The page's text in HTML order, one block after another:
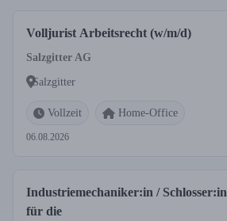
Volljurist Arbeitsrecht (w/m/d)
Salzgitter AG
Salzgitter
Vollzeit Home-Office
06.08.2026
Industriemechaniker:in / Schlosser:in
für die